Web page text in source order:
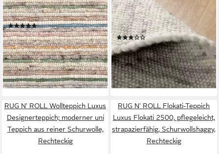
Wollteppich Biri, Rechteckig,
Handwebteppich, Fusselstopp
(4)
ab 59,90 € 99,90 €
-40%
lieferbar - in 2-3 Werktagen bei dir
Wollteppich Kos, Rechteckig,
Handwebteppich, Handweb
Teppich, reine Schurwolle
(6)
ab 54,90 € 89,90 €
-39%
lieferbar - in 2-3 Werktagen bei dir
RUG N' ROLL Wollteppich Luxus
Designerteppich; moderner uni
Teppich aus reiner Schurwolle,
Rechteckig
RUG N' ROLL Flokati-Teppich
Luxus Flokati 2500, pflegeleicht,
strapazierfähig, Schurwollshaggy,
Rechteckig